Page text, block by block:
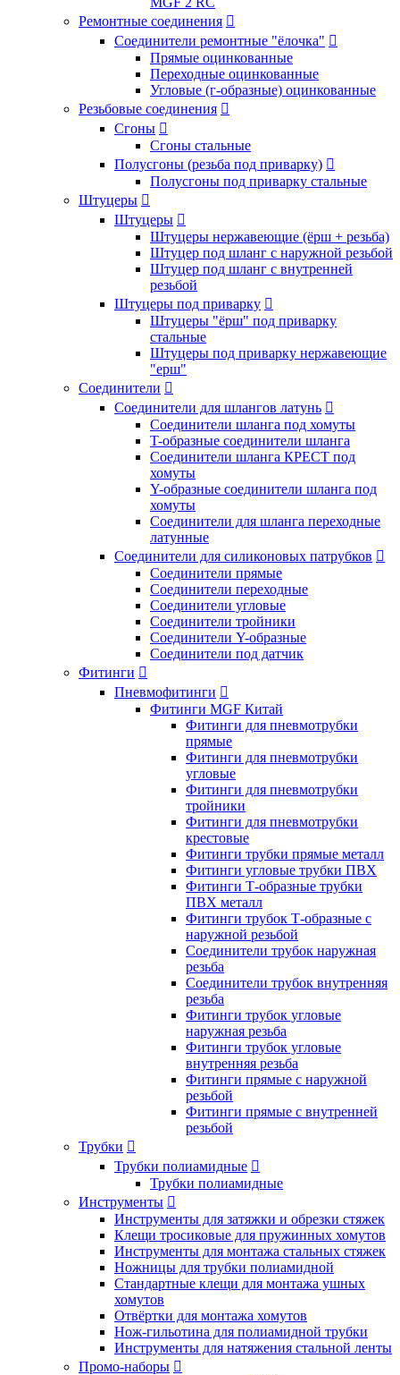
Ремонтные соединения 
Соединители ремонтные "ёлочка" 
Прямые оцинкованные
Переходные оцинкованные
Угловые (г-образные) оцинкованные
Резьбовые соединения 
Сгоны 
Сгоны стальные
Полусгоны (резьба под приварку) 
Полусгоны под приварку стальные
Штуцеры 
Штуцеры 
Штуцеры нержавеющие (ёрш + резьба)
Штуцер под шланг с наружной резьбой
Штуцер под шланг с внутренней
резьбой
Штуцеры под приварку 
Штуцеры "ёрш" под приварку
стальные
Штуцеры под приварку нержавеющие
"ерш"
Соединители 
Соединители для шлангов латунь 
Соединители шланга под хомуты
T-образные соединители шланга
Соединители шланга КРЕСТ под
хомуты
Y-образные соединители шланга под
хомуты
Соединители для шланга переходные
латунные
Соединители для силиконовых патрубков 
Соединители прямые
Соединители переходные
Соединители угловые
Соединители тройники
Соединители Y-образные
Соединители под датчик
Фитинги 
Пневмофитинги 
Фитинги MGF Китай
Фитинги для пневмотрубки
прямые
Фитинги для пневмотрубки
угловые
Фитинги для пневмотрубки
тройники
Фитинги для пневмотрубки
крестовые
Фитинги трубки прямые металл
Фитинги угловые трубки ПВХ
Фитинги Т-образные трубки
ПВХ металл
Фитинги трубок Т-образные с
наружной резьбой
Соединители трубок наружная
резьба
Соединители трубок внутренняя
резьба
Фитинги трубок угловые
наружная резьба
Фитинги трубок угловые
внутренняя резьба
Фитинги прямые с наружной
резьбой
Фитинги прямые с внутренней
резьбой
Трубки 
Трубки полиамидные 
Трубки полиамидные
Инструменты 
Инструменты для затяжки и обрезки стяжек
Клещи тросиковые для пружинных хомутов
Инструменты для монтажа стальных стяжек
Ножницы для трубки полиамидной
Стандартные клещи для монтажа ушных
хомутов
Отвёртки для монтажа хомутов
Нож-гильотина для полиамидной трубки
Инструменты для натяжения стальной ленты
Промо-наборы 